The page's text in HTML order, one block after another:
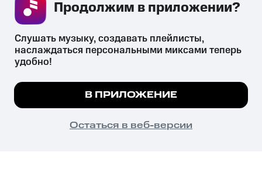
СКАЧАТЬ ПРИЛОЖЕНИЕ
психотропных веществ, их аналогов причиняет вред здоровью,
их незаконный оборот запрещён и влечёт установленную
законодательством ответственность.
© 2026 ООО «КИОН».
Все права защищены
Мы используем куки, чтобы на сайте все
Подробнее
ПОНЯТНО
Слушать музыку, создавать плейлисты,
наслаждаться персональными миксами теперь
удобно!
В ПРИЛОЖЕНИЕ
Остаться в веб-версии